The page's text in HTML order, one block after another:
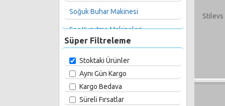
Soğuk Buhar Makinesi
Saç Kurutma Makineleri
Su Isıtıcısı & Kettle
Tost Makinesi
Blender & Mikser & Doğrayıcı
Çay & Kahve Makineleri
Süper Filtreleme
Stoktaki Ürünler
Aynı Gün Kargo
Kargo Bedava
Süreli Fırsatlar
Stilevs